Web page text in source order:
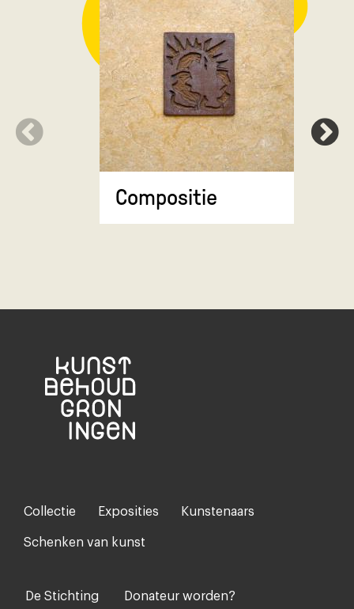
Compositie
Footer-
menu
Collectie Exposities Kunstenaars
Schenken van kunst
Voet
De Stichting Donateur worden?